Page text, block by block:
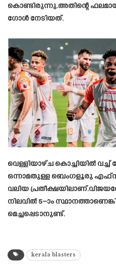
കൊണ്ടിരുന്നു.അതിന്റെ
ഗോൾ നേടിയത്.
വെള്ളിയാഴ്ച കൊച്ചിയിൽ വച്ച്
ഒന്നാമതുള്ള ബെംഗളൂരു
വലിയ
നിലവിൽ 5–ാം
മെച്ചപ്പെടാനുണ്ട്.
kerala blasters